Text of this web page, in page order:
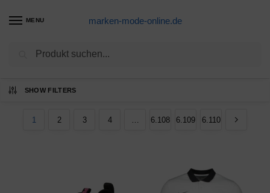
MENU marken-mode-online.de
SHOW FILTERS
angezeigt
1 2 3 4 … 6.108 6.109 6.110